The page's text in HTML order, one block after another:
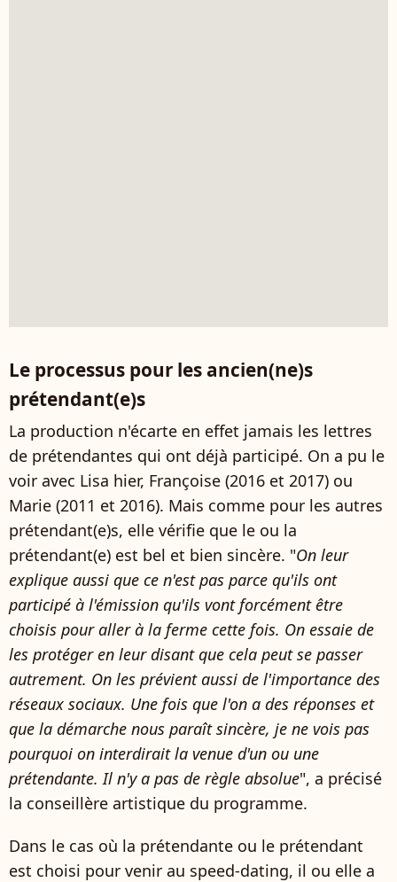
Le processus pour les ancien(ne)s
prétendant(e)s
La production n'écarte en effet jamais les lettres
de prétendantes qui ont déjà participé. On a pu le
voir avec Lisa hier, Françoise (2016 et 2017) ou
Marie (2011 et 2016). Mais comme pour les autres
prétendant(e)s, elle vérifie que le ou la
prétendant(e) est bel et bien sincère. "On leur
explique aussi que ce n'est pas parce qu'ils ont
participé à l'émission qu'ils vont forcément être
choisis pour aller à la ferme cette fois. On essaie de
les protéger en leur disant que cela peut se passer
autrement. On les prévient aussi de l'importance des
réseaux sociaux. Une fois que l'on a des réponses et
que la démarche nous paraît sincère, je ne vois pas
pourquoi on interdirait la venue d'un ou une
prétendante. Il n'y a pas de règle absolue", a précisé
la conseillère artistique du programme.
Dans le cas où la prétendante ou le prétendant
est choisi pour venir au speed-dating, il ou elle a